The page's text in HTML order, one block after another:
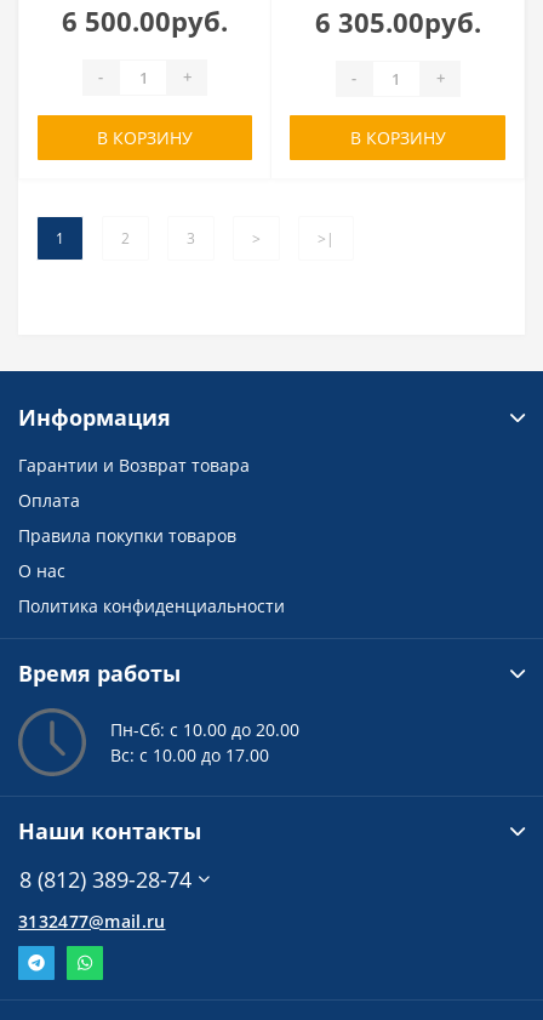
6 500.00руб.
- +
В КОРЗИНУ
6 305.00руб.
- +
В КОРЗИНУ
1 2 3 > >|
Информация
Гарантии и Возврат товара
Оплата
Правила покупки товаров
О нас
Политика конфиденциальности
Время работы
Пн-Сб: с 10.00 до 20.00
Вс: с 10.00 до 17.00
Наши контакты
8 (812) 389-28-74
3132477@mail.ru